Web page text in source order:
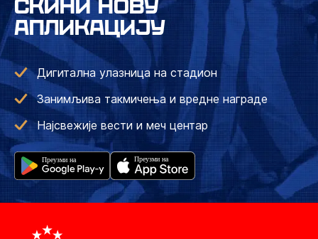
СКИНИ НОВУ
АПЛИКАЦИЈУ
Дигитална улазница на стадион
Занимљива такмичења и вредне награде
Најсвежије вести и меч центар